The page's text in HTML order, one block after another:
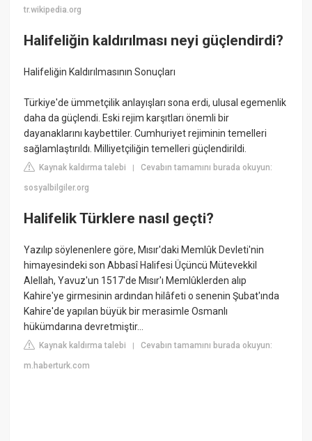
tr.wikipedia.org
Halifeliğin kaldırılması neyi güçlendirdi?
Halifeliğin Kaldırılmasının Sonuçları
Türkiye'de ümmetçilik anlayışları sona erdi, ulusal egemenlik
daha da güçlendi. Eski rejim karşıtları önemli bir
dayanaklarını kaybettiler. Cumhuriyet rejiminin temelleri
sağlamlaştırıldı. Milliyetçiliğin temelleri güçlendirildi.
Kaynak kaldırma talebi |Cevabın tamamını burada okuyun:
sosyalbilgiler.org
Halifelik Türklere nasıl geçti?
Yazılıp söylenenlere göre, Mısır'daki Memlûk Devleti'nin
himayesindeki son Abbasî Halifesi Üçüncü Mütevekkil
Alellah, Yavuz'un 1517'de Mısır'ı Memlûklerden alıp
Kahire'ye girmesinin ardından hilâfeti o senenin Şubat'ında
Kahire'de yapılan büyük bir merasimle Osmanlı
hükümdarına devretmiştir…
Kaynak kaldırma talebi |Cevabın tamamını burada okuyun:
m.haberturk.com